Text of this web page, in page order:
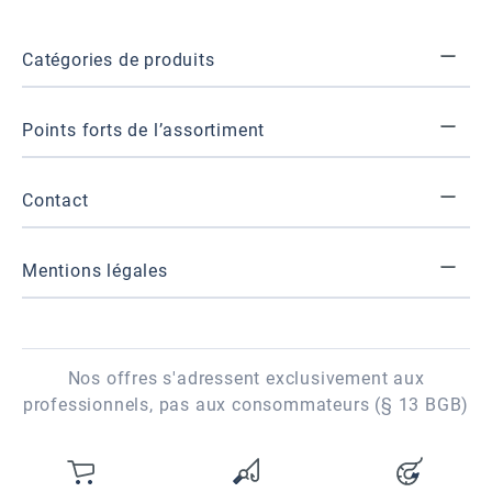
Vous avez 0 articles dans votre
Catégories de produits
Points forts de l’assortiment
Contact
Mentions légales
Nos offres s'adressent exclusivement aux
professionnels, pas aux consommateurs (§ 13 BGB)